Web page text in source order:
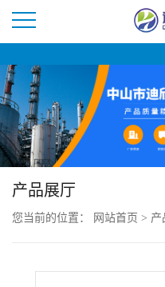
司
首
页
公
产品展厅
您当前的位置： 网站首页 > 产